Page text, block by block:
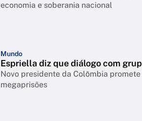
economia e soberania nacional
Mundo
Espriella diz que diálogo com
Novo presidente da Colômbia
megaprisões